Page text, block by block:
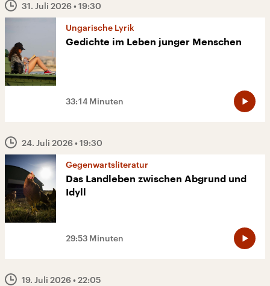
31. Juli 2026• 19:30
Ungarische Lyrik
Gedichte im Leben junger Menschen
33:14 Minuten
24. Juli 2026• 19:30
Gegenwartsliteratur
Das Landleben zwischen Abgrund und
Idyll
29:53 Minuten
19. Juli 2026• 22:05